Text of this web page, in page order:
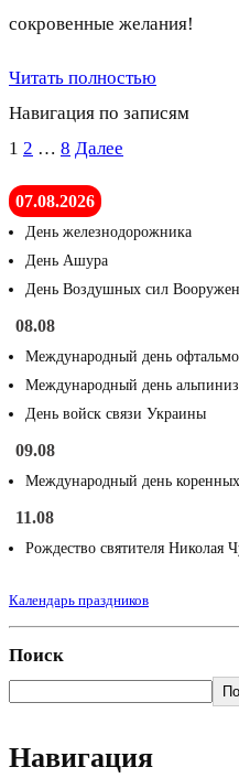
сокровенные желания!
Читать полностью
Навигация по записям
1 2 … 8 Далее
07.08.2026
День железнодорожника
День Ашура
День Воздушных сил
08.08
Международный день
Международный день
День войск связи Украины
09.08
Международный день
11.08
Рождество святителя Николая
Календарь праздников
Поиск
Навигация